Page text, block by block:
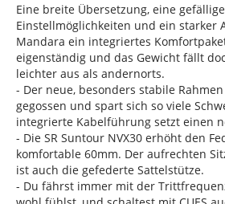
Eine breite Übersetzung, eine
Einstellmöglichkeiten und ein starker
Mandara ein integriertes
eigenständig und das Gewicht fällt
leichter aus als andernorts.
- Der neue, besonders stabile
gegossen und spart sich so viele
integrierte Kabelführung setzt einen
- Die SR Suntour NVX30 erhöht den
komfortable 60mm. Der aufrechten
ist auch die gefederte Sattelstütze.
- Du fährst immer mit der